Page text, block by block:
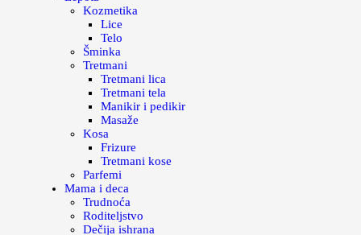
Kozmetika
Lice
Telo
Šminka
Tretmani
Tretmani lica
Tretmani tela
Manikir i pedikir
Masaže
Kosa
Frizure
Tretmani kose
Parfemi
Mama i deca
Trudnoća
Roditeljstvo
Dečija ishrana